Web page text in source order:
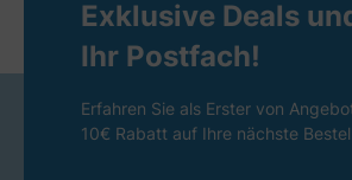
Exklusive Deals
Ihr Postfach!
Erfahren Sie als Erster von
10€ Rabatt auf Ihre nächste